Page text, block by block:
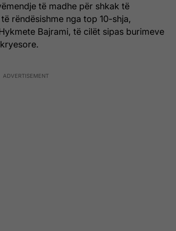
të madhe për shkak të
rëndësishme nga top 10-shja,
Bajrami, të cilët sipas burimeve